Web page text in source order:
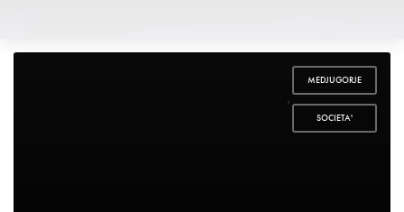
MEDJUGORJE
,
SOCIETA'